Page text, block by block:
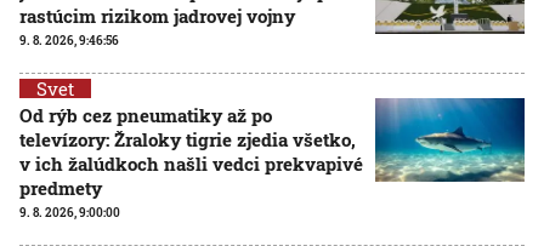
rastúcim rizikom jadrovej vojny
9. 8. 2026, 9:46:56
Svet
Od rýb cez pneumatiky až po
televízory: Žraloky tigrie zjedia všetko,
v ich žalúdkoch našli vedci prekvapivé
predmety
9. 8. 2026, 9:00:00